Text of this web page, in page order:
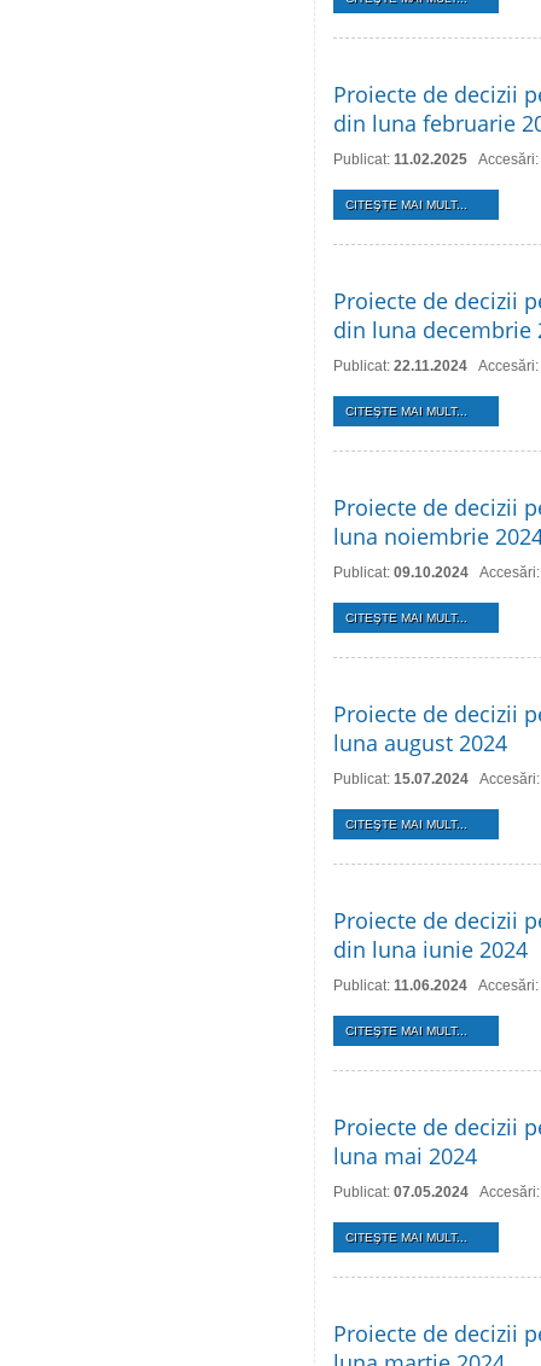
Proiecte de decizii
din luna februarie
Publicat: 11.02.2025
CITEŞTE MAI MULT...
Proiecte de decizii
din luna decembrie
Publicat: 22.11.2024
CITEŞTE MAI MULT...
Proiecte de decizii
luna noiembrie
Publicat: 09.10.2024
CITEŞTE MAI MULT...
Proiecte de decizii
luna august 2024
Publicat: 15.07.2024
CITEŞTE MAI MULT...
Proiecte de decizii
din luna iunie 2024
Publicat: 11.06.2024
CITEŞTE MAI MULT...
Proiecte de decizii
luna mai 2024
Publicat: 07.05.2024
CITEŞTE MAI MULT...
Proiecte de decizii